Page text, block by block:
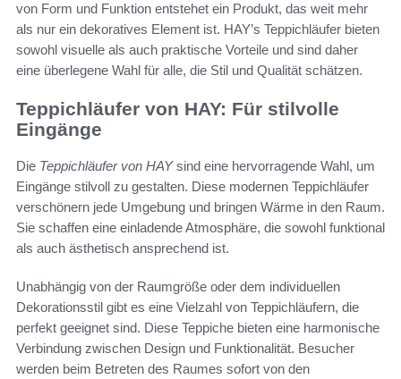
von Form und Funktion entstehet ein Produkt, das weit mehr
als nur ein dekoratives Element ist. HAY’s Teppichläufer bieten
sowohl visuelle als auch praktische Vorteile und sind daher
eine überlegene Wahl für alle, die Stil und Qualität schätzen.
Teppichläufer von HAY: Für stilvolle
Eingänge
Die Teppichläufer von HAYsind eine hervorragende Wahl, um
Eingänge stilvoll zu gestalten. Diese modernen Teppichläufer
verschönern jede Umgebung und bringen Wärme in den Raum.
Sie schaffen eine einladende Atmosphäre, die sowohl funktional
als auch ästhetisch ansprechend ist.
Unabhängig von der Raumgröße oder dem individuellen
Dekorationsstil gibt es eine Vielzahl von Teppichläufern, die
perfekt geeignet sind. Diese Teppiche bieten eine harmonische
Verbindung zwischen Design und Funktionalität. Besucher
werden beim Betreten des Raumes sofort von den